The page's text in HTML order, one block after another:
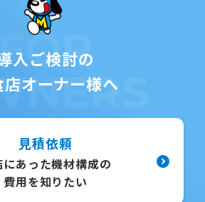
入ご検討の
オーナー様へ
見積依頼
にあった機材構成の
費用を知りたい